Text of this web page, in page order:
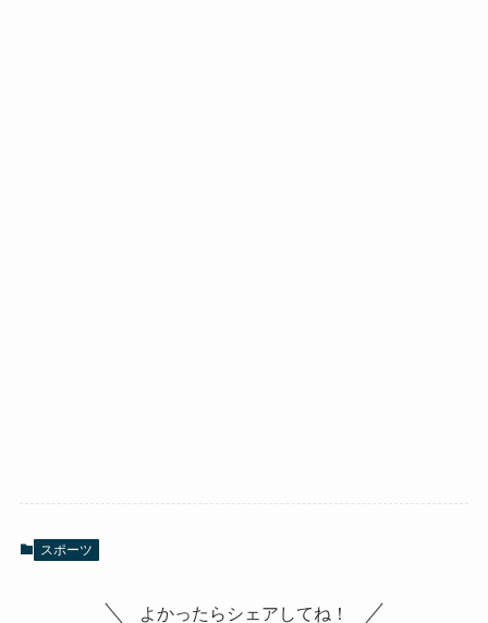
スポーツ
よかったらシェアしてね！